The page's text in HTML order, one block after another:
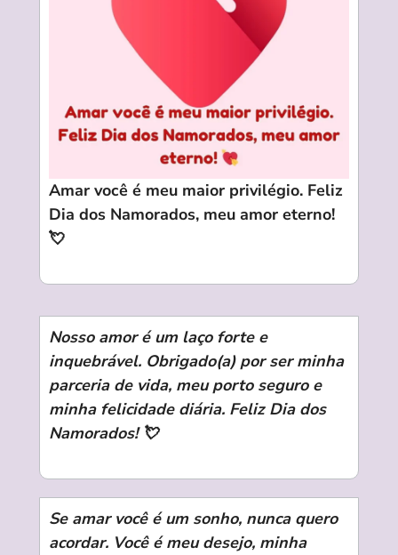
Amar você é meu maior privilégio. Feliz
Dia dos Namorados, meu amor eterno!
💘
Nosso amor é um laço forte e
inquebrável. Obrigado(a) por ser minha
parceria de vida, meu porto seguro e
minha felicidade diária. Feliz Dia dos
Namorados! 💘
Se amar você é um sonho, nunca quero
acordar. Você é meu desejo, minha